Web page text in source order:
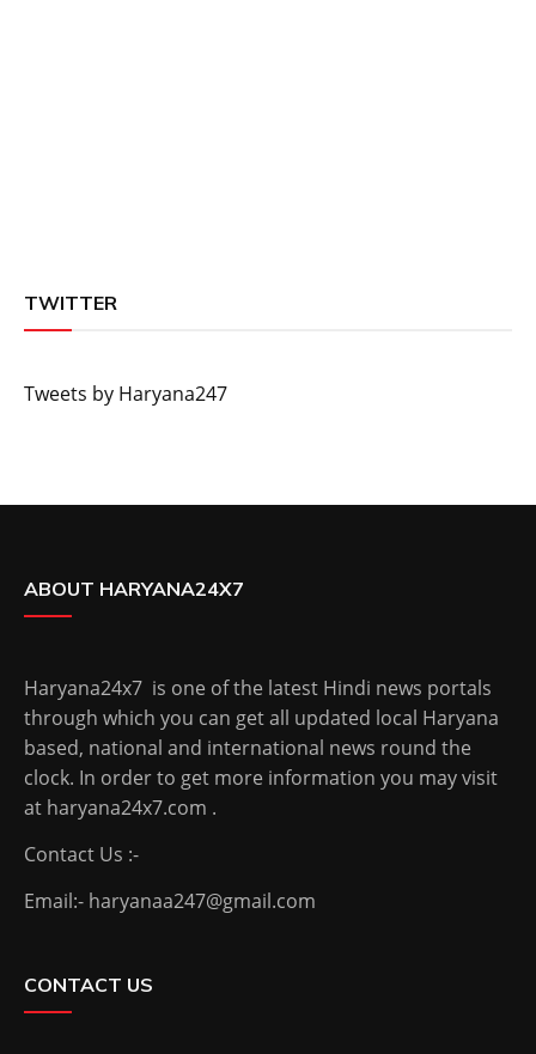
TWITTER
Tweets by Haryana247
ABOUT HARYANA24X7
Haryana24x7 is one of the latest Hindi news portals
through which you can get all updated local Haryana
based, national and international news round the
clock. In order to get more information you may visit
at haryana24x7.com .
Contact Us :-
Email:- haryanaa247@gmail.com
CONTACT US